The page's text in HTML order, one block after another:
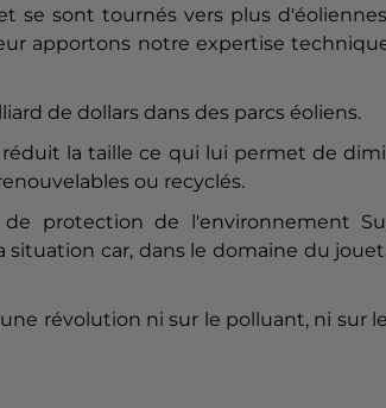
sont tournés vers plus
apportons notre expertise
de dollars dans des parcs éoliens.
la taille ce qui lui permet de
ou recyclés.
protection de l'environnement
car, dans le domaine du
révolution ni sur le polluant, ni sur